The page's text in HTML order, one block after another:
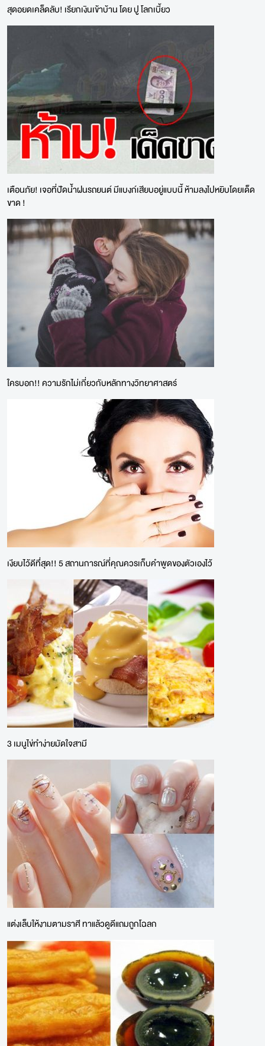
สุดอยดเคล็ดลับ! เรียกเงินเข้าบ้าน โดย ปู โลกเบี้ยว
เตือนภัย! เจอที่ปัดน้ำฝนรถยนต์ มีแบงก์เสียบอยู่แบบนี้ ห้ามลงไปหยิบโดยเด็ด
ขาด !
ใครบอก!! ความรักไม่เกี่ยวกับหลักทางวิทยาศาสตร์
เงียบไว้ดีทึ่สุด!! 5 สถานการณ์ที่คุณควรเก็บคำพูดของตัวเองไว้
3 เมนูไข่ทำง่ายมัดใจสามี
แต่งเล็บให้งามตามราศี ทาแล้วดูดีแถมถูกโฉลก